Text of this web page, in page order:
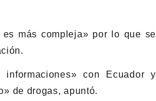
más compleja» por lo que se
con Ecuador y
de drogas, apuntó.